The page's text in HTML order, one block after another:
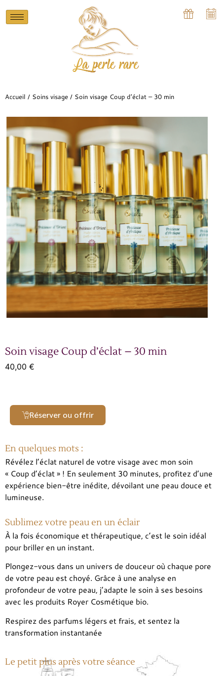
Accueil / Soins visage / Soin visage Coup d’éclat – 30 min
Soin visage Coup d’éclat – 30 min
40,00 €
Réserver ou offrir
En quelques mots :
Révélez l’éclat naturel de votre visage avec mon soin
« Coup d’éclat » ! En seulement 30 minutes, profitez d’une
expérience bien-être inédite, dévoilant une peau douce et
lumineuse.
Sublimez votre peau en un éclair
À la fois économique et thérapeutique, c’est le soin idéal
pour briller en un instant.
Plongez-vous dans un univers de douceur où chaque pore
de votre peau est choyé. Grâce à une analyse en
profondeur de votre peau, j’adapte le soin à ses besoins
avec les produits Royer Cosmétique bio.
Respirez des parfums légers et frais, et sentez la
transformation instantanée
Le petit plus après votre séance